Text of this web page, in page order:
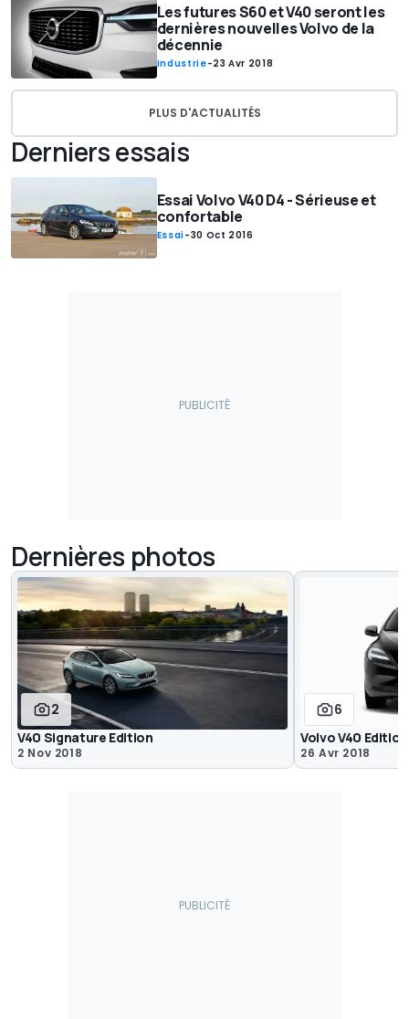
Les futures S60 et V40 seront les
dernières nouvelles Volvo de la
décennie
Industrie-23 Avr 2018
PLUS D'ACTUALITÉS
Derniers essais
Essai Volvo V40 D4 - Sérieuse et
confortable
Essai-30 Oct 2016
Dernières photos
2
V40 Signature Edition
2 Nov 2018
6
Volvo V40 Edition
26 Avr 2018